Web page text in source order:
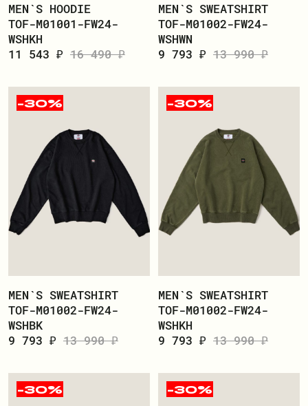
MEN`S HOODIE
TOF-M01001-FW24-
WSHKH
11 543 ₽ 16 490 ₽
MEN`S SWEATSHIRT
TOF-M01002-FW24-
WSHWN
9 793 ₽ 13 990 ₽
-30%
MEN`S SWEATSHIRT
TOF-M01002-FW24-
WSHBK
9 793 ₽ 13 990 ₽
-30%
MEN`S SWEATSHIRT
TOF-M01002-FW24-
WSHKH
9 793 ₽ 13 990 ₽
-30% -30%